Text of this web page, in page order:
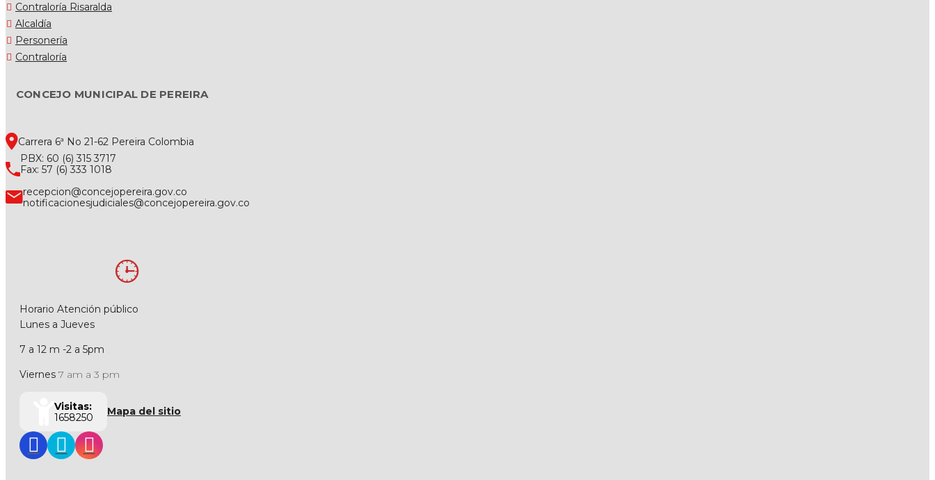
Contraloría Risaralda
Alcaldía
Personería
Contraloría
CONCEJO MUNICIPAL DE PEREIRA
Carrera 6ª No 21-62 Pereira Colombia
PBX: 60 (6) 315 3717
Fax: 57 (6) 333 1018
recepcion@concejopereira.gov.co
notificacionesjudiciales@concejopereira.gov.co
Horario Atención público
Lunes a Jueves
7 a 12 m -2 a 5pm
Viernes 7 am a 3 pm
Visitas:
1658250
Mapa del sitio